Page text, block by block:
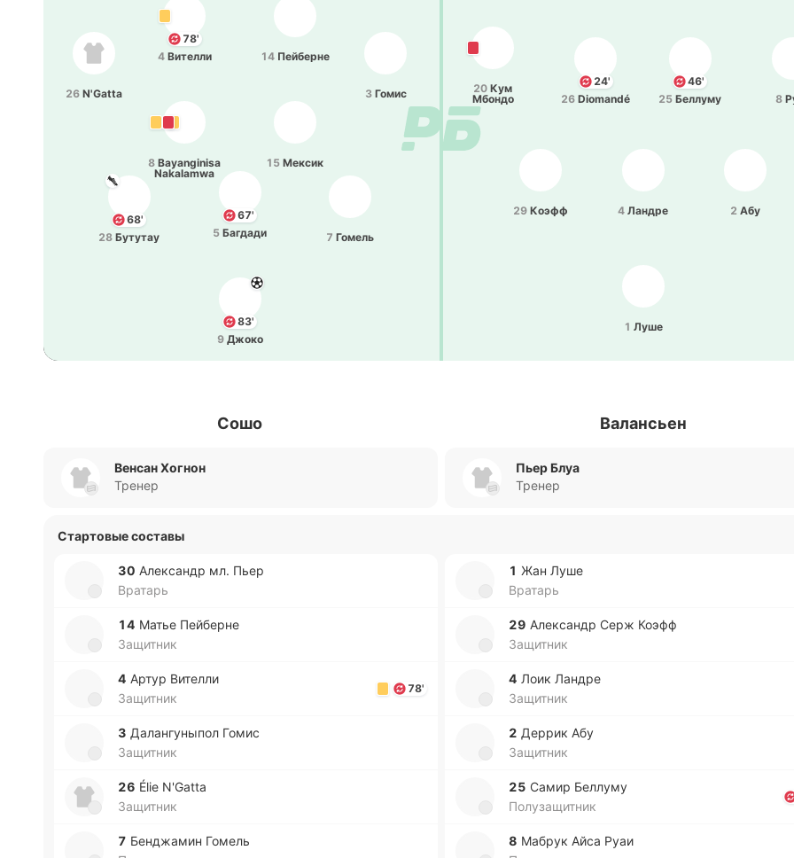
14 Пей­бе­рне
78'
4 Ви­те­лли
3 Гомис
26 N'Gatta
7 Гомель
15 Мексик
68'
28 Бу­ту­тау
67'
5 Ба­гда­ди
8 Bayanginisa
Nakalamwa
83'
9 Джоко
1 Луше
29 Коэфф 4 Ландре 2 Абу
46'
25 Бе­ллу­му 8
24'
26 Diomandé
20 Кум
Мбондо
Сошо Валансьен
Венсан Хогнон
Тренер
Пьер Блуа
Тренер
Стартовые составы
30 Але­ксандр мл. Пьер
Вратарь
14 Матье Пей­бе­рне
Защитник
4 Артур Ви­те­лли
Защитник
78'
3 Да­ла­нгу­ны­пол Гомис
Защитник
26 Élie N'Gatta
Защитник
7 Бе­нджа­мин Гомель
1 Жан Луше
Вратарь
29 Але­ксандр Серж Коэфф
Защитник
4 Лоик Ландре
Защитник
2 Деррик Абу
Защитник
25 Самир Бе­ллу­му
Полузащитник
8 Мабрук Айса Руаи